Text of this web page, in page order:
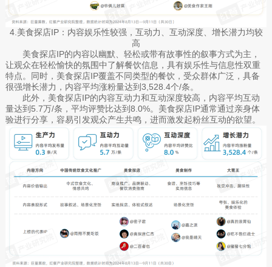
4.美食探店IP：内容娱乐性较强，互动力、互动深度、增长潜力均较
高
美食探店IP的内容以幽默、轻松或带有故事性的叙事方式为主，
让观众在轻松愉快的氛围中了解餐饮信息，具有娱乐性与信息性双重
特点。同时，美食探店IP覆盖不同类型的餐饮，受众群体广泛，具备
很强增长潜力，内容平均涨粉量达到3,528.4个/条。
此外，美食探店IP的内容互动力和互动深度较高，内容平均互动
量达到5.7万/条，平均评赞比达到8.0%。美食探店IP通常通过亲身体
验进行分享，容易引发观众产生共鸣，进而激发起粉丝互动的欲望。